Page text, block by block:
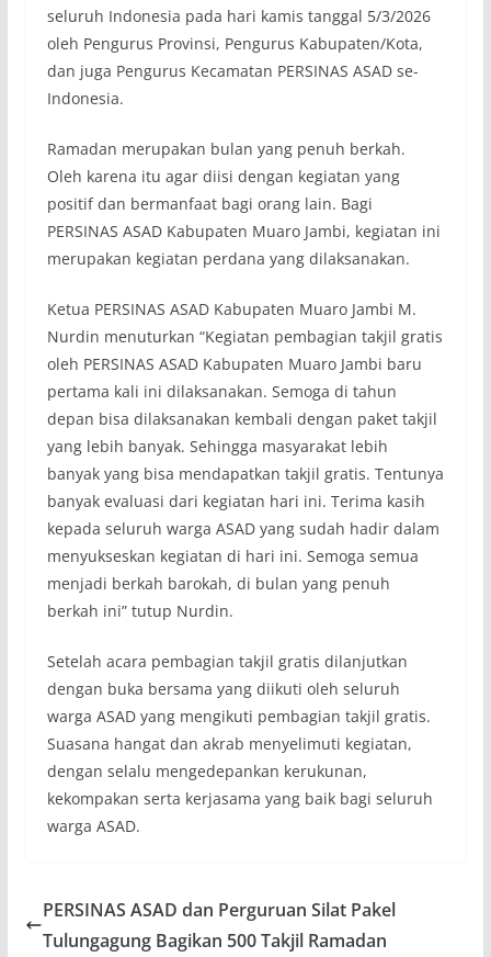
seluruh Indonesia pada hari kamis tanggal 5/3/2026
oleh Pengurus Provinsi, Pengurus Kabupaten/Kota,
dan juga Pengurus Kecamatan PERSINAS ASAD se-
Indonesia.
Ramadan merupakan bulan yang penuh berkah.
Oleh karena itu agar diisi dengan kegiatan yang
positif dan bermanfaat bagi orang lain. Bagi
PERSINAS ASAD Kabupaten Muaro Jambi, kegiatan ini
merupakan kegiatan perdana yang dilaksanakan.
Ketua PERSINAS ASAD Kabupaten Muaro Jambi M.
Nurdin menuturkan “Kegiatan pembagian takjil gratis
oleh PERSINAS ASAD Kabupaten Muaro Jambi baru
pertama kali ini dilaksanakan. Semoga di tahun
depan bisa dilaksanakan kembali dengan paket takjil
yang lebih banyak. Sehingga masyarakat lebih
banyak yang bisa mendapatkan takjil gratis. Tentunya
banyak evaluasi dari kegiatan hari ini. Terima kasih
kepada seluruh warga ASAD yang sudah hadir dalam
menyukseskan kegiatan di hari ini. Semoga semua
menjadi berkah barokah, di bulan yang penuh
berkah ini” tutup Nurdin.
Setelah acara pembagian takjil gratis dilanjutkan
dengan buka bersama yang diikuti oleh seluruh
warga ASAD yang mengikuti pembagian takjil gratis.
Suasana hangat dan akrab menyelimuti kegiatan,
dengan selalu mengedepankan kerukunan,
kekompakan serta kerjasama yang baik bagi seluruh
warga ASAD.
PERSINAS ASAD dan Perguruan Silat Pakel
Tulungagung Bagikan 500 Takjil Ramadan